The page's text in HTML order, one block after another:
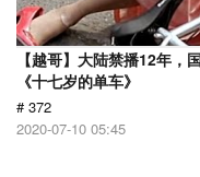
【越哥】大陆禁播12年，
《十七岁的单车》
# 372
2020-07-10 05:45